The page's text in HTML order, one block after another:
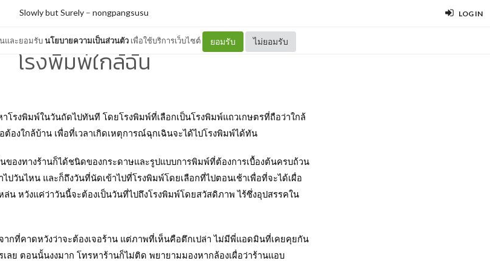
LOG IN
และยอมรับนโยบายความเป็นส่วนตัว เพื่อใช้บริการเว็บไซต์ ยอมรับ ไม่ยอมรับ
Slowly but Surely – nongpangsusu
โรงพิมพ์ใกล้ฉัน
โรงพิมพ์ในวันถัดไปทันที โดยโรงพิมพ์ที่เลือกเป็นโรงพิมพ์แถวเกษตรที่ถือว่าใกล้
องใกล้บ้าน เพื่อที่เวลาเกิดเหตุการณ์ฉุกเฉินจะได้ไปโรงพิมพ์ได้ทัน
ของทางร้านก็ได้ชนิดของกระดาษและรูปแบบการพิมพ์ที่ต้องการเบื้องต้นครบถ้วน
ปวันไหน และก็ถึงวันที่นัดเข้าไปที่โรงพิมพ์โดยเลือกที่ไปตอนเช้าเพื่อที่จะได้เผื่อ
ล่น หวังแค่ว่าวันนี้จะต้องเป็นวันที่ไปถึงโรงพิมพ์โดยสวัสดิภาพ ไร้ซึ่งอุปสรรคใน
ากที่คาดหวังว่าจะต้องเจอร้าน แต่ภาพที่เห็นคือตึกเปล่า ไม่มีพี่แอดมินที่เคยคุยกัน
ลย ตอนนั้นงงมาก โทรหาร้านก็ไม่ติด พยายามมองหากล้องเผื่อว่าร้านแอบ